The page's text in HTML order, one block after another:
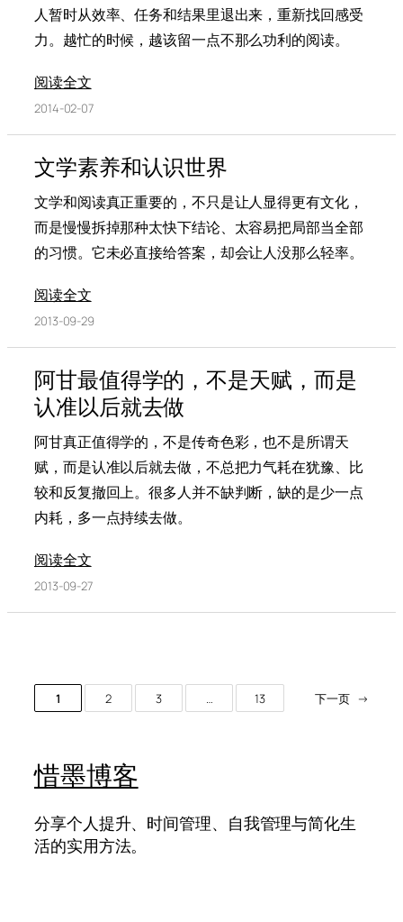
人暂时从效率、任务和结果里退出来，重新找回感受
力。越忙的时候，越该留一点不那么功利的阅读。
阅读全文
2014-02-07
文学素养和认识世界
文学和阅读真正重要的，不只是让人显得更有文化，
而是慢慢拆掉那种太快下结论、太容易把局部当全部
的习惯。它未必直接给答案，却会让人没那么轻率。
阅读全文
2013-09-29
阿甘最值得学的，不是天赋，而是
认准以后就去做
阿甘真正值得学的，不是传奇色彩，也不是所谓天
赋，而是认准以后就去做，不总把力气耗在犹豫、比
较和反复撤回上。很多人并不缺判断，缺的是少一点
内耗，多一点持续去做。
阅读全文
2013-09-27
1 2 3 13 下一页 →
惜墨博客
分享个人提升、时间管理、自我管理与简化生
活的实用方法。